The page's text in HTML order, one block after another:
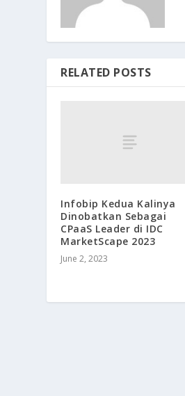
RELATED POSTS
Infobip Kedua Kalinya
Dinobatkan Sebagai
CPaaS Leader di IDC
MarketScape 2023
June 2, 2023